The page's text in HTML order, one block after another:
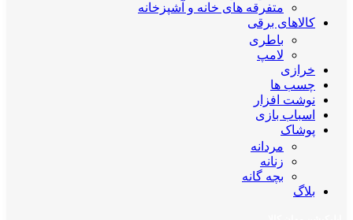
متفرقه های خانه و آشپزخانه
کالاهای برقی
باطری
لامپ
خرازی
چسب ها
نوشت افزار
اسباب بازی
پوشاک
مردانه
زنانه
بچه گانه
بلاگ